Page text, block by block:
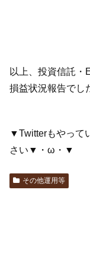
以上、投資信託
損益状況報告でし
▼Twitterもやって
さい▼・ω・▼
その他運用等